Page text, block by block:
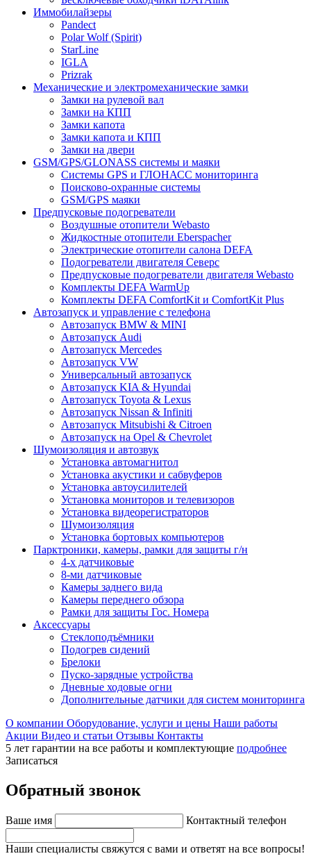
Иммобилайзеры
Pandect
Polar Wolf (Spirit)
StarLine
IGLA
Prizrak
Механические и электромеханические замки
Замки на рулевой вал
Замки на КПП
Замки капота
Замки капота и КПП
Замки на двери
GSM/GPS/GLONASS системы и маяки
Системы GPS и ГЛОНАСС мониторинга
Поисково-охранные системы
GSM/GPS маяки
Предпусковые подогреватели
Воздушные отопители Webasto
Жидкостные отопители Eberspacher
Электрические отопители салона DEFA
Подогреватели двигателя Северс
Предпусковые подогреватели двигателя Webasto
Комплекты DEFA WarmUp
Комплекты DEFA ComfortKit и ComfortKit Plus
Автозапуск и управление с телефона
Автозапуск BMW & MINI
Автозапуск Audi
Автозапуск Mercedes
Автозапуск VW
Универсальный автозапуск
Автозапуск KIA & Hyundai
Автозапуск Toyota & Lexus
Автозапуск Nissan & Infiniti
Автозапуск Mitsubishi & Citroen
Автозапуск на Opel & Chevrolet
Шумоизоляция и автозвук
Установка автомагнитол
Установка акустики и сабвуферов
Установка автоусилителей
Установка мониторов и телевизоров
Установка видеорегистраторов
Шумоизоляция
Установка бортовых компьютеров
Парктроники, камеры, рамки для защиты г/н
4-х датчиковые
8-ми датчиковые
Камеры заднего вида
Камеры переднего обзора
Рамки для защиты Гос. Номера
Аксессуары
Стеклоподъёмники
Подогрев сидений
Брелоки
Пуско-зарядные устройства
Дневные ходовые огни
Дополнительные датчики для систем мониторинга
О компании Оборудование, услуги и цены Наши работы
Акции Видео и статьи Отзывы Контакты
5 лет гарантии на все работы и комплектующие подробнее
Записаться
Обратный звонок
Ваше имя Контактный телефон
Наши специалисты свяжутся с вами и ответят на все вопросы!